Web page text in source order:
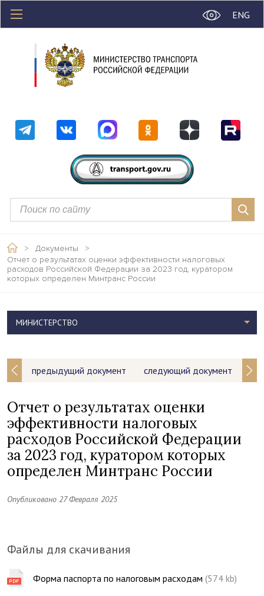
ENG
> Документы
>
Отчет о результатах оценки эффективности налоговых
расходов Российской Федерации за 2023 год, куратором
которых определен Минтранс России
предыдущий документ следующий документ
Отчет о результатах оценки
эффективности налоговых
расходов Российской Федерации
за 2023 год, куратором которых
определен Минтранс России
Опубликовано 27 Февраля 2025
Файлы для скачивания
Форма паспорта по налоговым расходам (574 kb)
МИНИСТЕРСТВО